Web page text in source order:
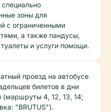
зоны для
с ограниченными
а также пандусы,
и услуги помощи.
проезд на автобусе
билетов в дни
(маршруты 4, 12, 13, 14;
"BRUTUS").